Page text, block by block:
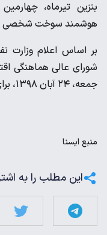
هوشمند سوخت شخصی
بر اساس اعلام وزارت
شورای عالی هماهنگی
جمعه، ۲۴ آبان ‌۱۳۹۸، برای همه وسایل نقلیه بنزین‌سوز آغاز شد.
منبع ايسنا
این مطلب را به